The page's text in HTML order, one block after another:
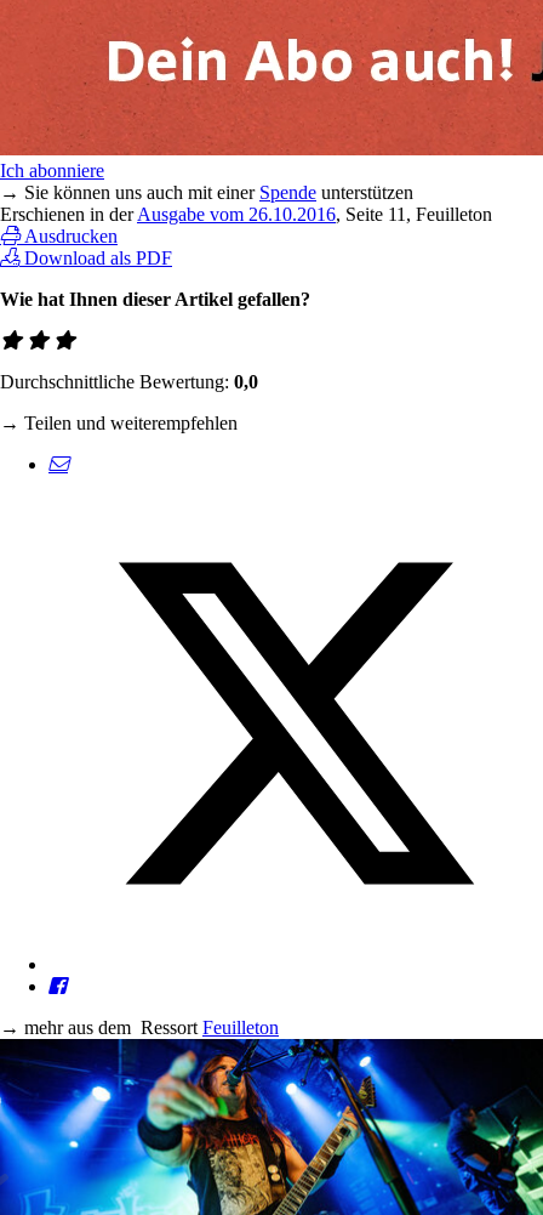
Ich abonniere
→ Sie können uns auch mit einer Spende unterstützen
Erschienen in derAusgabe vom 26.10.2016, Seite 11, Feuilleton
Ausdrucken
Download als PDF
Wie hat Ihnen dieser Artikel gefallen?
Durchschnittliche Bewertung: 0,0
→ Teilen und weiterempfehlen
→ mehr aus dem Ressort Feuilleton